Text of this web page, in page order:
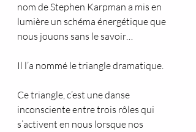
nom de Stephen Karpman a mis en
lumière un schéma énergétique que
nous jouons sans le savoir…
Il l’a nommé le triangle dramatique.
Ce triangle, c’est une danse
inconsciente entre trois rôles qui
s’activent en nous lorsque nos